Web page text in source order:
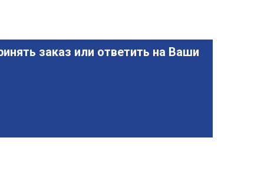
заказ или ответить на Ваши